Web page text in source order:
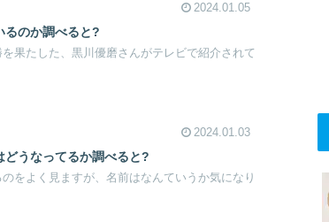
2024.01.05
るのか調べると?
果たした、黒川優磨さんがテレビで紹介されて
2024.01.03
どうなってるか調べると?
をよく見ますが、名前はなんていうか気になり